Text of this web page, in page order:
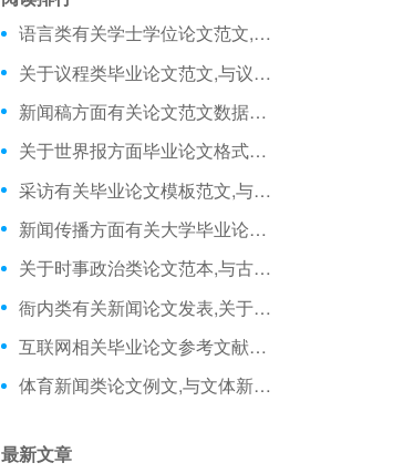
语言类有关学士学位论文范文,与电视新闻要充分体现体态语言的魅力相关新闻毕业论文
关于议程类毕业论文范文,与议程设置观照下的新闻策划相关新闻传播本科论文
新闻稿方面有关论文范文数据库,与品牌提炼新闻点的五大实战技巧相关硕士毕业论文
关于世界报方面毕业论文格式范文,与普利策:不知疲倦的新闻巨人相关论文范文
采访有关毕业论文模板范文,与略新闻记者的采访策略相关毕业论文的格式
新闻传播方面有关大学毕业论文,与广播新闻节目的策略相关论文范文集
关于时事政治类论文范本,与古代新闻如何传播相关新闻毕业论文
衙内类有关新闻论文发表,关于新闻榜2003年第24期相关论文范例
互联网相关毕业论文参考文献格式范文,与网络新闻专题的策划之道相关财经新闻论文
体育新闻类论文例文,与文体新闻的版面设计相关毕业论文参考文献格式
最新文章